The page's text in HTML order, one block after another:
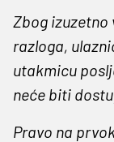
Zbog izuzetno
razloga,
utakmicu
neće biti
Pravo na